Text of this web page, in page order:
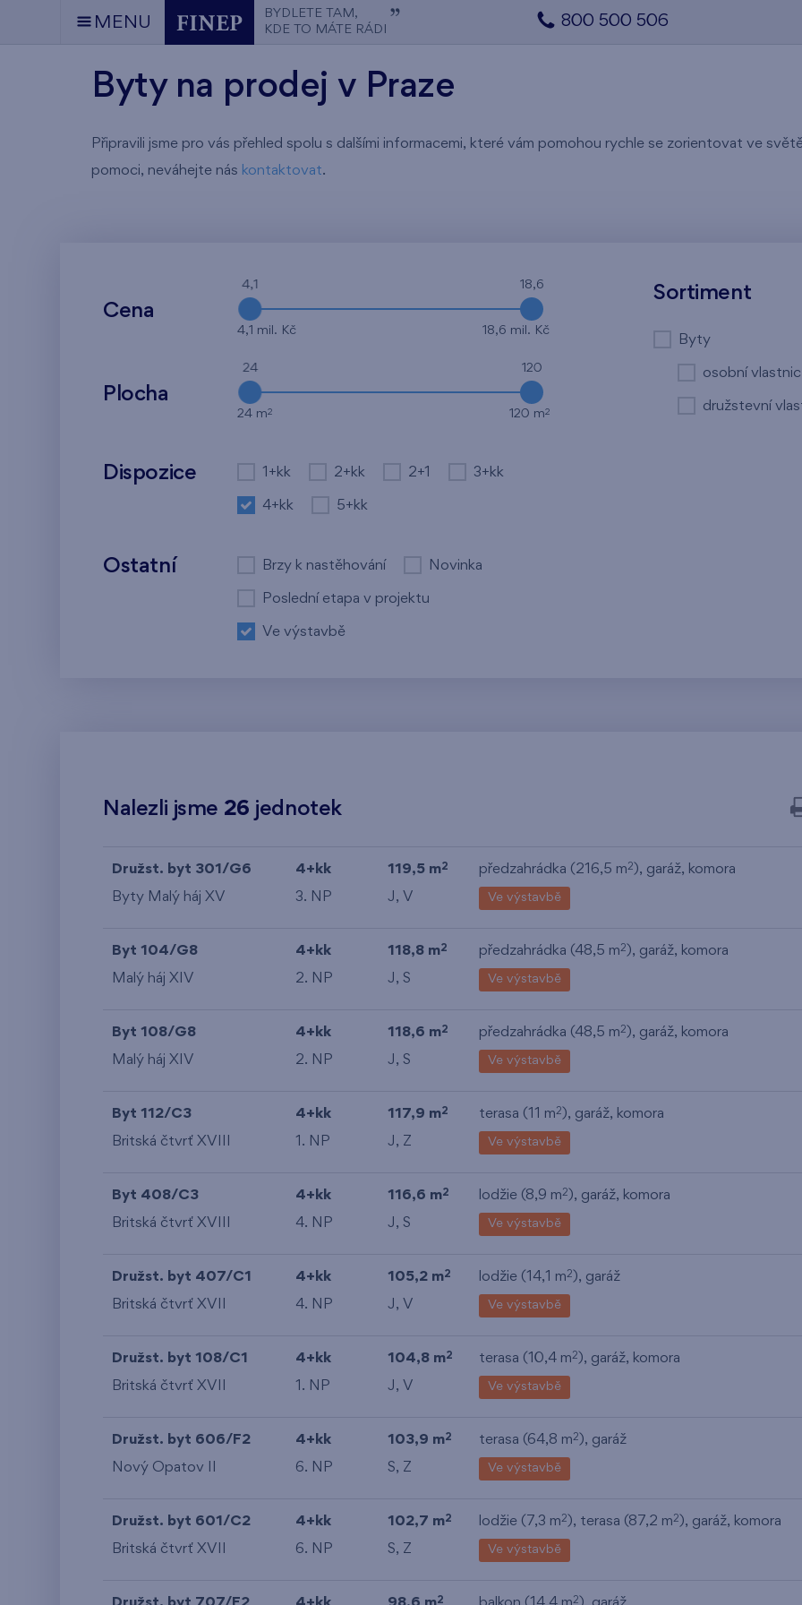
MENU
BYDLETE TAM,
KDE TO MÁTE RÁDI
800 500 506
Byty na prodej v Praze
Připravili jsme pro vás přehled spolu s dalšími informacemi, které vám pomohou rychle se zorientovat ve
pomoci, neváhejte nás kontaktovat.
Cena
4,1 18,6
4,1 mil. Kč 18,6 mil. Kč
Plocha
24 120
24 m2 120 m2
Dispozice 1+kk 2+kk 2+1 3+kk
4+kk 5+kk
Ostatní Brzy k nastěhování Novinka
Poslední etapa v projektu
Ve výstavbě
Sortiment
Byty
osobní
družstevní
Nalezli jsme 26 jednotek
Družst. byt 301/G6 4+kk 119,5 m2 předzahrádka (216,5 m2 ), garáž, komora
Byty Malý háj XV 3. NP J, V Ve výstavbě
Byt 104/G8 4+kk 118,8 m2 předzahrádka (48,5 m2 ), garáž, komora
Malý háj XIV 2. NP J, S Ve výstavbě
Byt 108/G8 4+kk 118,6 m2 předzahrádka (48,5 m2 ), garáž, komora
Malý háj XIV 2. NP J, S Ve výstavbě
Byt 112/C3 4+kk 117,9 m2 terasa (11 m2 ), garáž, komora
Britská čtvrť XVIII 1. NP J, Z Ve výstavbě
Byt 408/C3 4+kk 116,6 m2 lodžie (8,9 m2 ), garáž, komora
Britská čtvrť XVIII 4. NP J, S Ve výstavbě
Družst. byt 407/C1 4+kk 105,2 m2 lodžie (14,1 m2 ), garáž
Britská čtvrť XVII 4. NP J, V Ve výstavbě
Družst. byt 108/C1 4+kk 104,8 m2 terasa (10,4 m2 ), garáž, komora
Britská čtvrť XVII 1. NP J, V Ve výstavbě
Družst. byt 606/F2 4+kk 103,9 m2 terasa (64,8 m2 ), garáž
Nový Opatov II 6. NP S, Z Ve výstavbě
Družst. byt 601/C2 4+kk 102,7 m2 lodžie (7,3 m2 ), terasa (87,2 m2 ), garáž, komora
Britská čtvrť XVII 6. NP S, Z Ve výstavbě
2 2